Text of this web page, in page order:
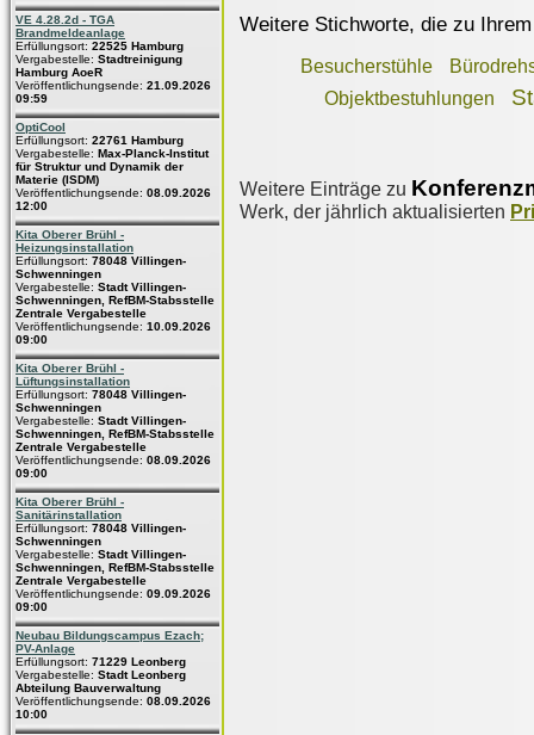
VE 4.28.2d - TGA
Brandmeldeanlage
Erfüllungsort: 22525 Hamburg
Vergabestelle: Stadtreinigung
Hamburg AoeR
Veröffentlichungsende: 21.09.2026
09:59
OptiCool
Erfüllungsort: 22761 Hamburg
Vergabestelle: Max-Planck-Institut
für Struktur und Dynamik der
Materie (ISDM)
Veröffentlichungsende: 08.09.2026
12:00
Kita Oberer Brühl -
Heizungsinstallation
Erfüllungsort: 78048 Villingen-
Schwenningen
Vergabestelle: Stadt Villingen-
Schwenningen, RefBM-Stabsstelle
Zentrale Vergabestelle
Veröffentlichungsende: 10.09.2026
09:00
Kita Oberer Brühl -
Lüftungsinstallation
Erfüllungsort: 78048 Villingen-
Schwenningen
Vergabestelle: Stadt Villingen-
Schwenningen, RefBM-Stabsstelle
Zentrale Vergabestelle
Veröffentlichungsende: 08.09.2026
09:00
Kita Oberer Brühl -
Sanitärinstallation
Erfüllungsort: 78048 Villingen-
Schwenningen
Vergabestelle: Stadt Villingen-
Schwenningen, RefBM-Stabsstelle
Zentrale Vergabestelle
Veröffentlichungsende: 09.09.2026
09:00
Neubau Bildungscampus Ezach;
PV-Anlage
Erfüllungsort: 71229 Leonberg
Vergabestelle: Stadt Leonberg
Abteilung Bauverwaltung
Veröffentlichungsende: 08.09.2026
10:00
Weitere Stichworte, die zu
Besucherstühle
Objektbestuhlungen
Weitere Einträge zu
Werk, der jährlich aktualisierten